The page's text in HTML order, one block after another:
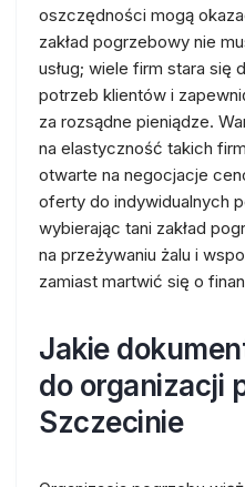
oszczędności mogą
zakład pogrzebowy nie
usług; wiele firm stara
potrzeb klientów i
za rozsądne pieniądze.
na elastyczność takich
otwarte na negocjacje
oferty do indywidualnych
wybierając tani zakład
na przeżywaniu żalu i
zamiast martwić się o
Jakie
do organizacji
Szczecinie